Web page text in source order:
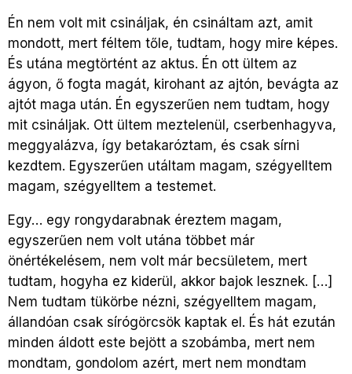
Én nem volt mit csináljak, én csináltam azt, amit
mondott, mert féltem tőle, tudtam, hogy mire képes.
És utána megtörtént az aktus. Én ott ültem az
ágyon, ő fogta magát, kirohant az ajtón, bevágta az
ajtót maga után. Én egyszerűen nem tudtam, hogy
mit csináljak. Ott ültem meztelenül, cserbenhagyva,
meggyalázva, így betakaróztam, és csak sírni
kezdtem. Egyszerűen utáltam magam, szégyelltem
magam, szégyelltem a testemet.
Egy… egy rongydarabnak éreztem magam,
egyszerűen nem volt utána többet már
önértékelésem, nem volt már becsületem, mert
tudtam, hogyha ez kiderül, akkor bajok lesznek. […]
Nem tudtam tükörbe nézni, szégyelltem magam,
állandóan csak sírógörcsök kaptak el. És hát ezután
minden áldott este bejött a szobámba, mert nem
mondtam, gondolom azért, mert nem mondtam